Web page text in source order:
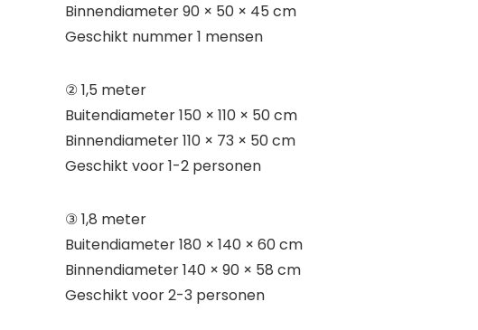
Binnendiameter 90 × 50 × 45 cm
Geschikt nummer 1 mensen
② 1,5 meter
Buitendiameter 150 × 110 × 50 cm
Binnendiameter 110 × 73 × 50 cm
Geschikt voor 1-2 personen
③ 1,8 meter
Buitendiameter 180 × 140 × 60 cm
Binnendiameter 140 × 90 × 58 cm
Geschikt voor 2-3 personen